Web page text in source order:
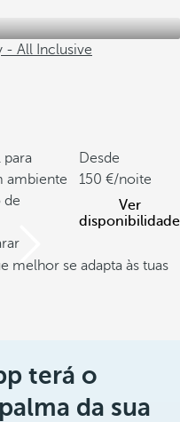
- All Inclusive
para
ambiente
de
Desde
150
/noite
Ver
disponibilidade
melhor se adapta às tuas
terá o
da sua